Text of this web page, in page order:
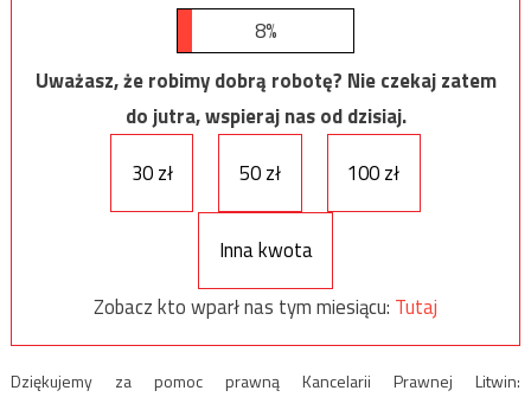
8%
Uważasz, że robimy dobrą robotę? Nie czekaj zatem
do jutra, wspieraj nas od dzisiaj.
30 zł
50 zł 100 zł
Inna kwota
Zobacz kto wparł nas tym miesiącu: Tutaj
Dziękujemy za pomoc prawną Kancelarii Prawnej Litwin: